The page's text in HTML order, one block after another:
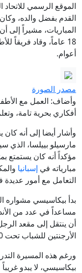
الموقع الرسمي
القدم بفضل والده،
المباريات، مشيراً إلى
18 عاماً، وقاد فريقاً
أعوام.
مصدر الصورة
وأضاف: العمل مع
أفكاري بحرية تامة،
وأشار أيضا إلى أنه كان
مؤكداً أنه كان يستمتع
مبارياته في إسبانيا
التعامل مع أمور عديدة
مساعداً في عدد من
أن ينتقل إلى مقعد
الأرجنتين للشباب تحت 20 عاماً، وإندبندينتي وأخيراً إلتشي.
ورغم هذه المسيرة
بيكاسيسي، لا يبدو